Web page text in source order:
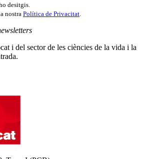
desitgis.
nostra Política de Privacitat
i del sector de les ciències de la vida i la